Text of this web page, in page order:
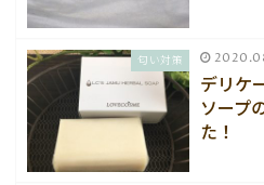
匂い対策
デリケ
ソープ
た！